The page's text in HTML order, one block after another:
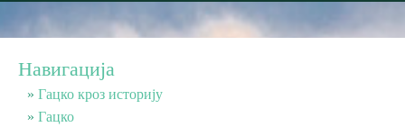
Планински туризам
Навигација
Гацко кроз историју
Гацко